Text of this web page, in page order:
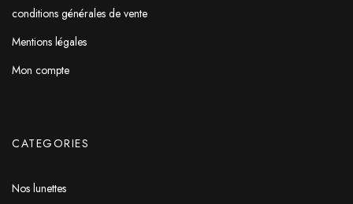
conditions générales de vente
Mentions légales
Mon compte
CATEGORIES
Nos lunettes